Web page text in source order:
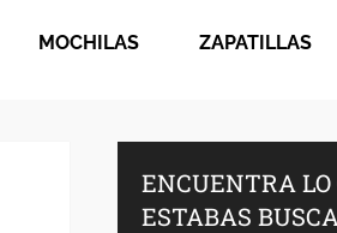
MOCHILAS ZAPATILLAS
ENCUENTRA LO
ESTABAS